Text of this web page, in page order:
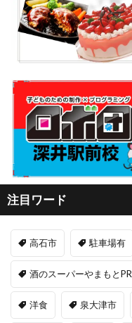
注目ワード
高石市 駐車場有
酒のスーパーやまもとPR
洋食 泉大津市